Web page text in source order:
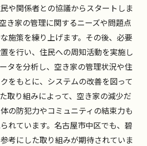
や関係者との協議からスタートしま
き家の管理に関するニーズや問題点
施策を練り上げます。その後、必要
を行い、住民への周知活動を実施し
タを分析し、空き家の管理状況や住
をもとに、システムの改善を図って
取り組みによって、空き家の減少だ
の防犯力やコミュニティの結束力も
れています。名古屋市中区でも、碧
考にした取り組みが期待されていま